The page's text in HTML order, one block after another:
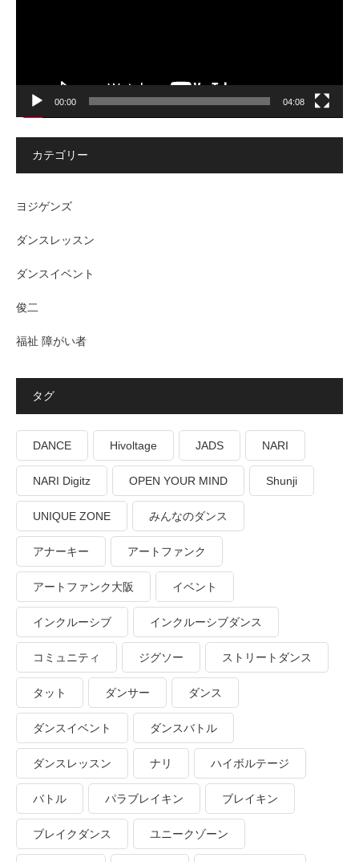
00:00 04:08
カテゴリー
ヨジゲンズ
ダンスレッスン
ダンスイベント
俊二
福祉 障がい者
タグ
DANCE Hivoltage JADS NARI
NARI Digitz OPEN YOUR MIND Shunji
UNIQUE ZONE みんなのダンス
アナーキー アートファンク
アートファンク大阪 イベント
インクルーシブ インクルーシブダンス
コミュニティ ジグソー ストリートダンス
タット ダンサー ダンス
ダンスイベント ダンスバトル
ダンスレッスン ナリ ハイボルテージ
バトル パラブレイキン ブレイキン
ブレイクダンス ユニークゾーン